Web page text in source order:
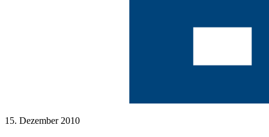
15. Dezember 2010